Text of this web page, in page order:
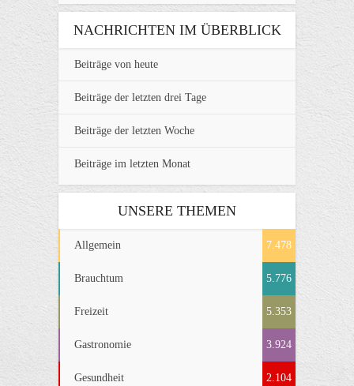
NACHRICHTEN IM ÜBERBLICK
Beiträge von heute
Beiträge der letzten drei Tage
Beiträge der letzten Woche
Beiträge im letzten Monat
UNSERE THEMEN
Allgemein 7.478
Brauchtum 5.776
Freizeit 5.353
Gastronomie 3.924
Gesundheit 2.104